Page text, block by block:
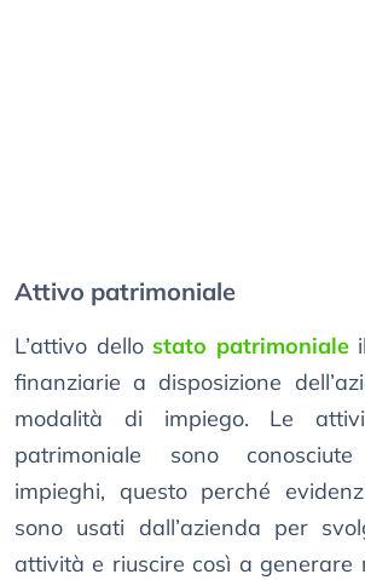
Attivo patrimoniale
L’attivo dello stato patrimoniale
finanziarie a disposizione
modalità di impiego. Le
patrimoniale sono
impieghi, questo perché
sono usati dall’azienda per
attività e riuscire così a generare